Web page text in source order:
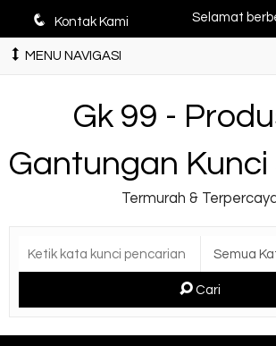
q Kontak Kami Selamat
MENU NAVIGASI
Gk 99 -
Gantungan
Termurah &
Cari